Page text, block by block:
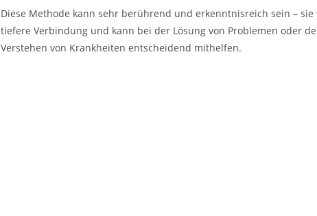
Diese Methode kann sehr berührend und erkenntnisreich sein – sie
tiefere Verbindung und kann bei der Lösung von Problemen oder
Verstehen von Krankheiten entscheidend mithelfen.